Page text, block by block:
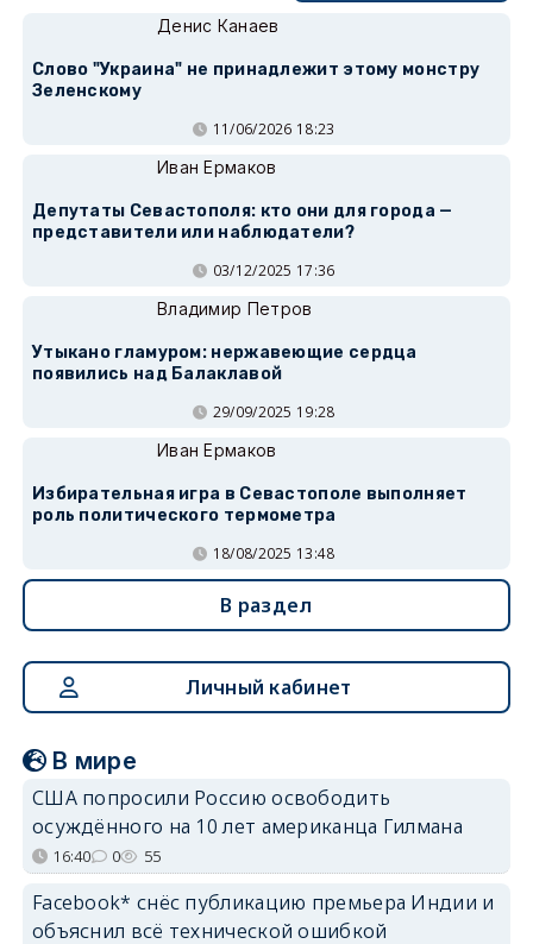
Денис Канаев
Слово "Украина" не принадлежит этому монстру
Зеленскому
11/06/2026 18:23
Иван Ермаков
Депутаты Севастополя: кто они для города —
представители или наблюдатели?
03/12/2025 17:36
Владимир Петров
Утыкано гламуром: нержавеющие сердца
появились над Балаклавой
29/09/2025 19:28
Иван Ермаков
Избирательная игра в Севастополе выполняет
роль политического термометра
18/08/2025 13:48
В раздел
Личный кабинет
В мире
США попросили Россию освободить
осуждённого на 10 лет американца Гилмана
16:40 0 55
Facebook* снёс публикацию премьера Индии и
объяснил всё технической ошибкой